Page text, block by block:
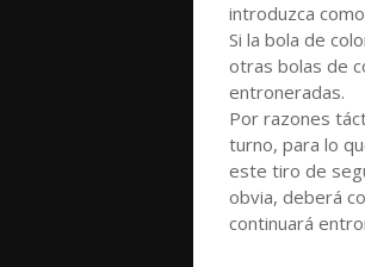
introduzca
Si la bola de
otras bolas de
entroneradas.
Por razones
turno, para lo
este tiro de
obvia, deberá
continuará